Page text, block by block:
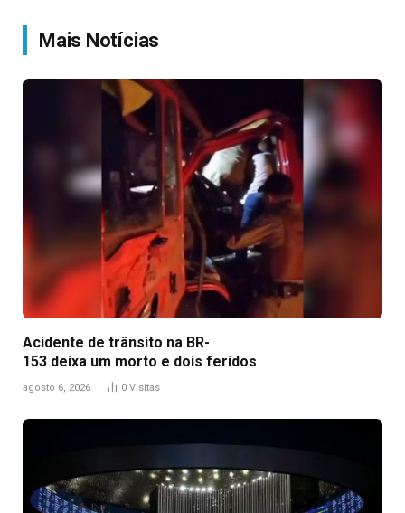
Mais Notícias
Acidente de trânsito na BR-
153 deixa um morto e dois feridos
agosto 6, 2026 0 Visitas